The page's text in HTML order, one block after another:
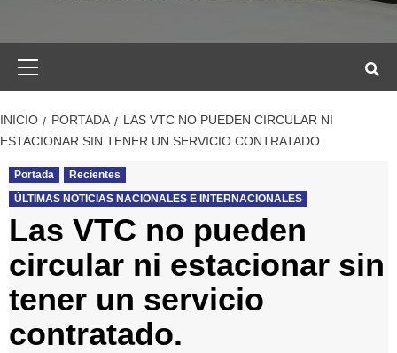
INICIO PORTADA
LAS VTC NO PUEDEN CIRCULAR NI
ESTACIONAR SIN TENER UN SERVICIO CONTRATADO.
Portada
Recientes
ÚLTIMAS NOTICIAS NACIONALES E INTERNACIONALES
Las VTC no pueden
circular ni estacionar sin
tener un servicio
contratado.